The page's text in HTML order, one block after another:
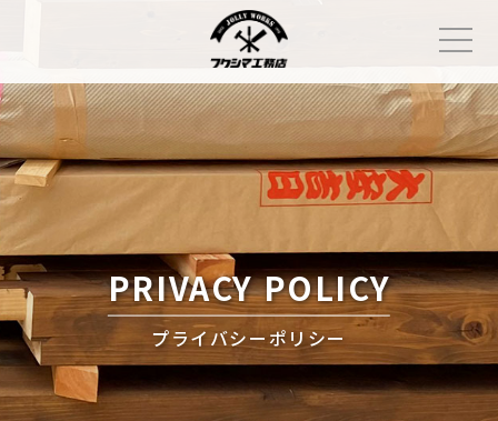
PRIVACY POLICY
プライバシーポリシー